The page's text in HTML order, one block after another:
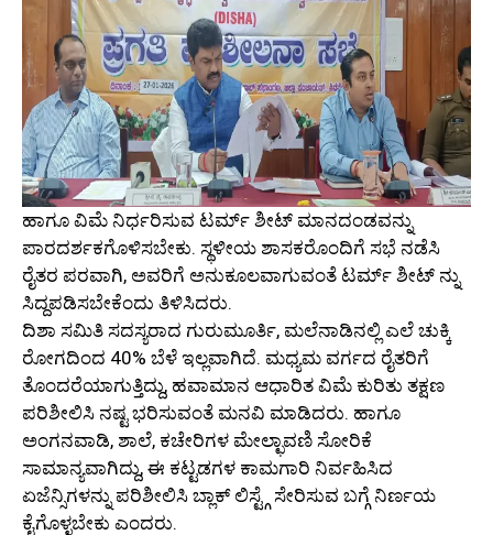
ಹಾಗೂ ವಿಮೆ ನಿರ್ಧರಿಸುವ ಟರ್ಮ್ ಶೀಟ್ ಮಾನದಂಡವನ್ನು
ಪಾರದರ್ಶಕಗೊಳಿಸಬೇಕು. ಸ್ಥಳೀಯ ಶಾಸಕರೊಂದಿಗೆ ಸಭೆ ನಡೆಸಿ
ರೈತರ ಪರವಾಗಿ, ಅವರಿಗೆ ಅನುಕೂಲವಾಗುವಂತೆ ಟರ್ಮ್ ಶೀಟ್ ನ್ನು
ಸಿದ್ದಪಡಿಸಬೇಕೆಂದು ತಿಳಿಸಿದರು.
ದಿಶಾ ಸಮಿತಿ ಸದಸ್ಯರಾದ ಗುರುಮೂರ್ತಿ, ಮಲೆನಾಡಿನಲ್ಲಿ ಎಲೆ ಚುಕ್ಕಿ
ರೋಗದಿಂದ 40% ಬೆಳೆ ಇಲ್ಲವಾಗಿದೆ. ಮಧ್ಯಮ ವರ್ಗದ ರೈತರಿಗೆ
ತೊಂದರೆಯಾಗುತ್ತಿದ್ದು, ಹವಾಮಾನ ಆಧಾರಿತ ವಿಮೆ ಕುರಿತು ತಕ್ಷಣ
ಪರಿಶೀಲಿಸಿ ನಷ್ಟ ಭರಿಸುವಂತೆ ಮನವಿ ಮಾಡಿದರು. ಹಾಗೂ
ಅಂಗನವಾಡಿ, ಶಾಲೆ, ಕಚೇರಿಗಳ ಮೇಲ್ಛಾವಣಿ ಸೋರಿಕೆ
ಸಾಮಾನ್ಯವಾಗಿದ್ದು, ಈ ಕಟ್ಟಡಗಳ ಕಾಮಗಾರಿ ನಿರ್ವಹಿಸಿದ
ಏಜೆನ್ಸಿಗಳನ್ನು ಪರಿಶೀಲಿಸಿ ಬ್ಲಾಕ್ ಲಿಸ್ಟ್ಗೆ ಸೇರಿಸುವ ಬಗ್ಗೆ ನಿರ್ಣಯ
ಕೈಗೊಳ್ಳಬೇಕು ಎಂದರು.